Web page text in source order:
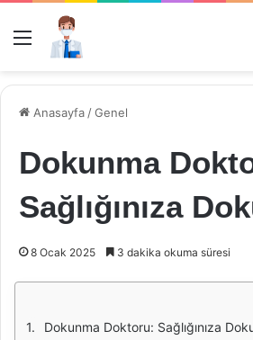
Menü
Anasayfa /Genel
Dokunma
Sağlığınıza
8 Ocak 2025 3 dakika okuma süresi
Dokunma Doktoru: Sağlığınıza